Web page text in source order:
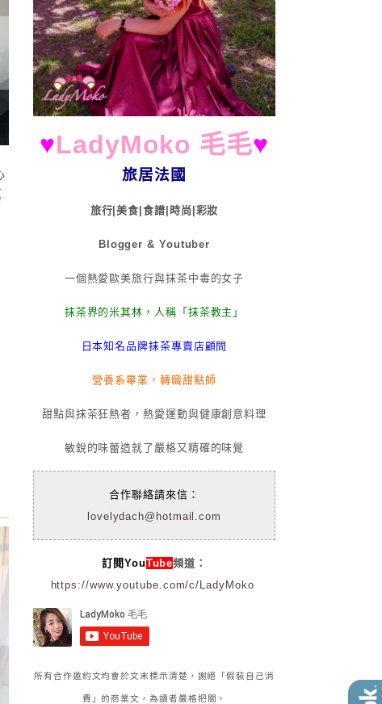
♥LadyMoko 毛毛♥
旅居法國
旅行|美食|食譜|時尚|彩妝
Blogger & Youtuber
一個熱愛歐美旅行與抹茶中毒的女子
抹茶界的米其林，人稱「抹茶教主」
日本知名品牌抹茶專賣店顧問
營養系畢業，轉職甜點師
甜點與抹茶狂熱者，熱愛運動與健康創意料理
敏銳的味蕾造就了嚴格又精確的味覺
合作聯絡請來信：
lovelydach@hotmail.com
訂閱YouTube頻道：
https://www.youtube.com/c/LadyMoko
所有合作邀約文均會於文末標示清楚，謝絕「假裝自己消
費」的商業文，為讀者嚴格把關。